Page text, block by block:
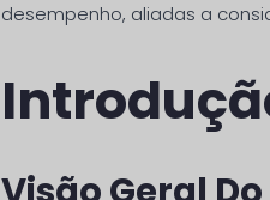
desempenho, aliadas a